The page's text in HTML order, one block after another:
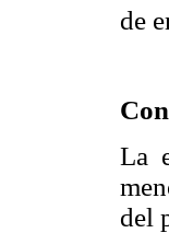
de
La
del